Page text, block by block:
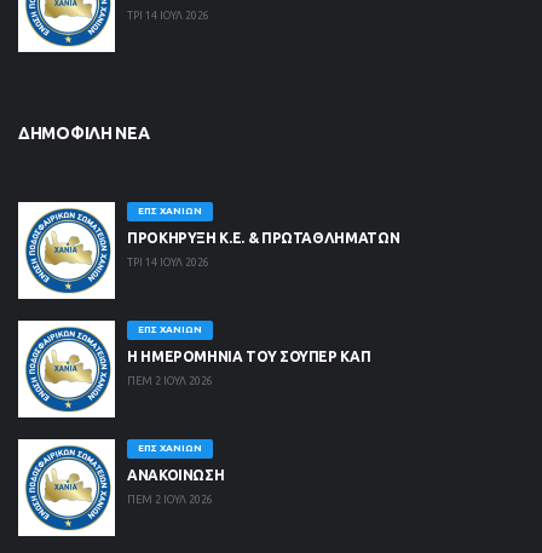
ΤΡΙ 14 ΙΟΥΛ 2026
ΔΗΜΟΦΙΛΉ ΝΈΑ
ΕΠΣ ΧΑΝΊΩΝ
ΠΡΟΚΗΡΥΞΗ Κ.Ε. & ΠΡΩΤΑΘΛΗΜΑΤΩΝ
ΤΡΙ 14 ΙΟΥΛ 2026
ΕΠΣ ΧΑΝΊΩΝ
Η ΗΜΕΡΟΜΗΝΙΑ ΤΟΥ ΣΟΥΠΕΡ ΚΑΠ
ΠΕΜ 2 ΙΟΥΛ 2026
ΕΠΣ ΧΑΝΊΩΝ
ΑΝΑΚΟΙΝΩΣΗ
ΠΕΜ 2 ΙΟΥΛ 2026